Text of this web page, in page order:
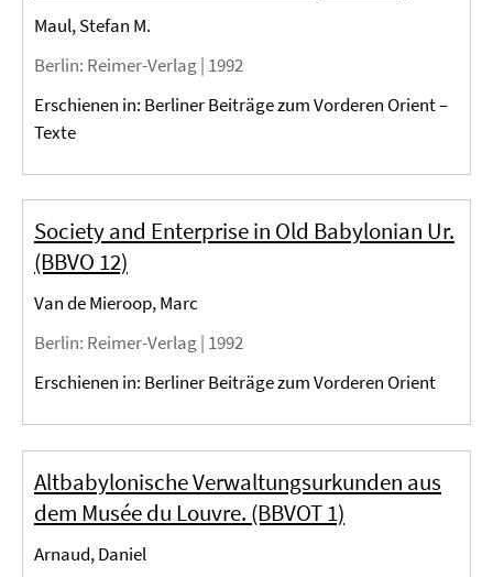
Maul, Stefan M.
Berlin: Reimer-Verlag | 1992
Erschienen in: Berliner Beiträge zum Vorderen Orient –
Texte
Society and Enterprise in Old Babylonian Ur.
(BBVO 12)
Van de Mieroop, Marc
Berlin: Reimer-Verlag | 1992
Erschienen in: Berliner Beiträge zum Vorderen Orient
Altbabylonische Verwaltungsurkunden aus
dem Musée du Louvre. (BBVOT 1)
Arnaud, Daniel